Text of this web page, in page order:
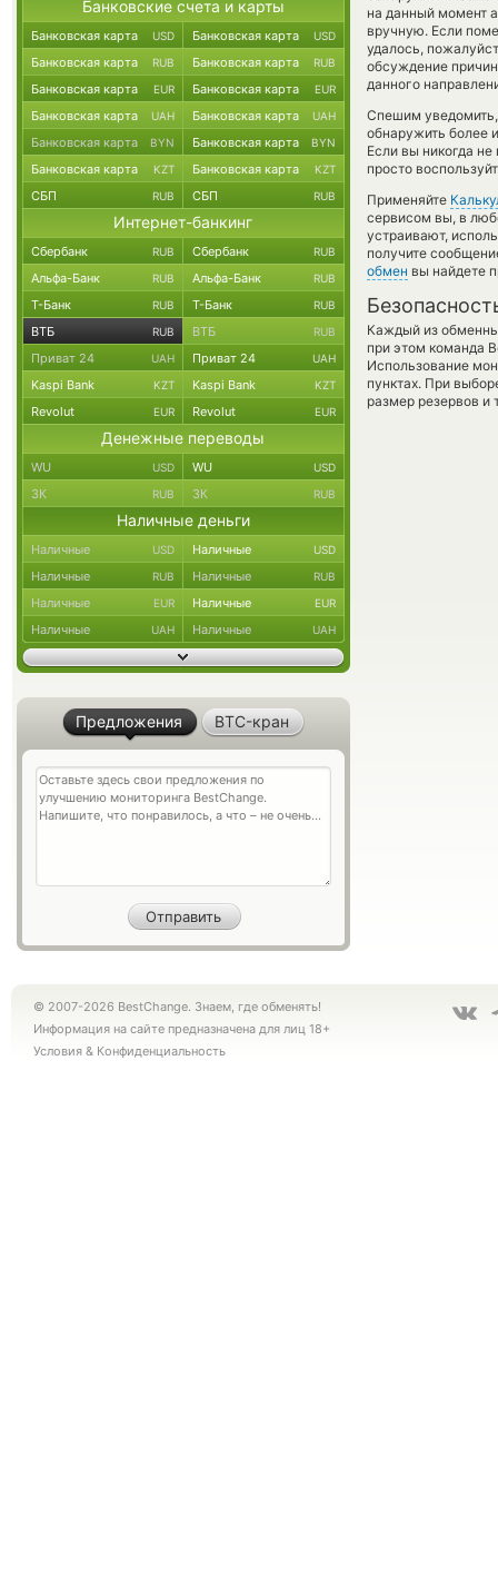
на данный момент
вручную. Если
удалось,
обсуждение
данного
Спешим
обнаружить более
Если вы никогда
просто
Применяйте
сервисом вы, в
устраивают,
получите
обмен вы найдете
Каждый из
при этом команда
Использование
пунктах. При
размер резервов и
Банковские счета и карты
Банковская карта USD Банковская карта USD
Банковская карта RUB Банковская карта RUB
Банковская карта EUR Банковская карта EUR
Банковская карта UAH Банковская карта UAH
Банковская карта BYN Банковская карта BYN
Банковская карта KZT Банковская карта KZT
СБП RUB СБП RUB
Интернет-банкинг
Сбербанк RUB Сбербанк RUB
Альфа-Банк RUB Альфа-Банк RUB
Т-Банк RUB Т-Банк RUB
ВТБ RUB ВТБ RUB
Приват 24 UAH Приват 24 UAH
Kaspi Bank KZT Kaspi Bank KZT
Revolut EUR Revolut EUR
Денежные переводы
WU USD WU USD
ЗК RUB ЗК RUB
Наличные деньги
Наличные USD Наличные USD
Наличные RUB Наличные RUB
Наличные EUR Наличные EUR
Наличные UAH Наличные UAH
Предложения BTC-кран
© 2007-2026 BestChange. Знаем, где обменять!
Информация на сайте предназначена для лиц 18+
Условия & Конфиденциальность